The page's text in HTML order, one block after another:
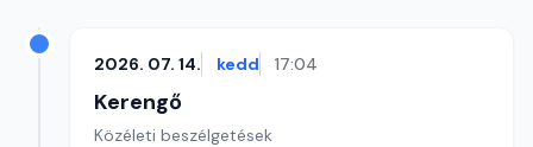
2026. 07. 14. kedd 17:04
Kerengő
Közéleti beszélgetések